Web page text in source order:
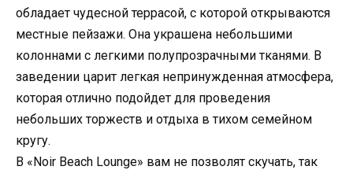
обладает чудесной террасой, с которой открываются
местные пейзажи. Она украшена небольшими
колоннами с легкими полупрозрачными тканями. В
заведении царит легкая непринужденная атмосфера,
которая отлично подойдет для проведения
небольших торжеств и отдыха в тихом семейном
кругу.
В «Noir Beach Lounge» вам не позволят скучать, так